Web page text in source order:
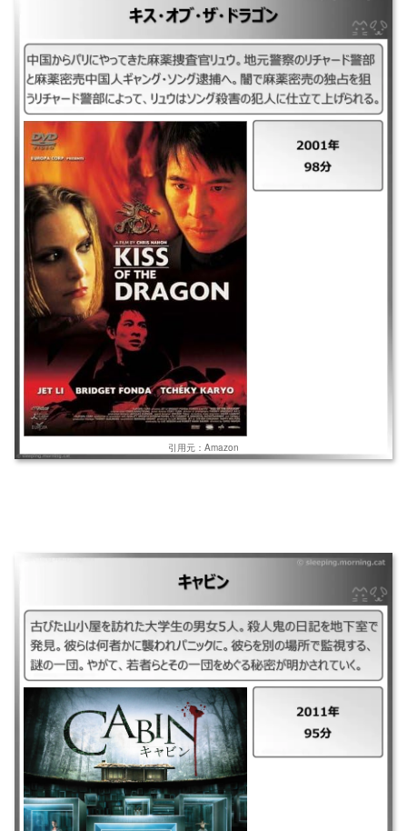
引用元：Amazon
｜キス・オブ・ザ・ドラゴン ｜2001年 ｜98分 ｜中国からパリにやってき
た麻薬捜査官リュウ。地元警察のリチャード警部と麻薬密売中国人ギャン
グ・ソング逮捕へ。闇で麻薬密売の独占を狙うリチャード警部によって、
リュウはソング殺害の犯人に仕立て上げられる。
｜キャビン ｜2011年 ｜95分 ｜古びた山小屋を訪れた大学生の男女5人。
殺人⿁の日記を地下室で発見。彼らは何者かに襲われパニックに。彼らを
別の場所で監視する、謎の一団。やがて、若者らとその一団をめぐる秘密
が明かされていく。